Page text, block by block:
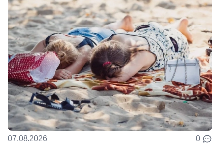
07.08.2026 0